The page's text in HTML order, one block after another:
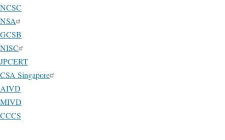
NCSC
NSA
GCSB
NISC
JPCERT
CSA Singapore
AIVD
MIVD
CCCS